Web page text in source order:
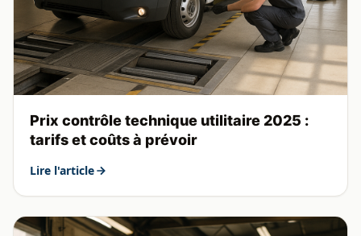
Prix contrôle technique utilitaire 2025 :
tarifs et coûts à prévoir
Lire l'article